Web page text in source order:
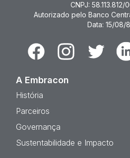
CNPJ: 58.113.812/
Autorizado pelo Banco
Data: 15/08/
FacebookInstagramTwitter
A Embracon
História
Parceiros
Governança
Sustentabilidade e Impacto